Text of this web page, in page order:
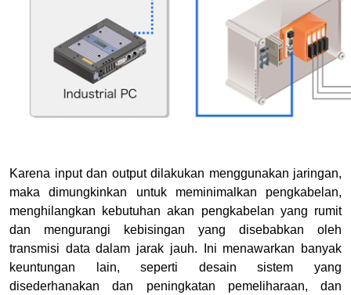
Karena input dan output dilakukan menggunakan jaringan,
maka dimungkinkan untuk meminimalkan pengkabelan,
menghilangkan kebutuhan akan pengkabelan yang rumit
dan mengurangi kebisingan yang disebabkan oleh
transmisi data dalam jarak jauh. Ini menawarkan banyak
keuntungan lain, seperti desain sistem yang
disederhanakan dan peningkatan pemeliharaan, dan